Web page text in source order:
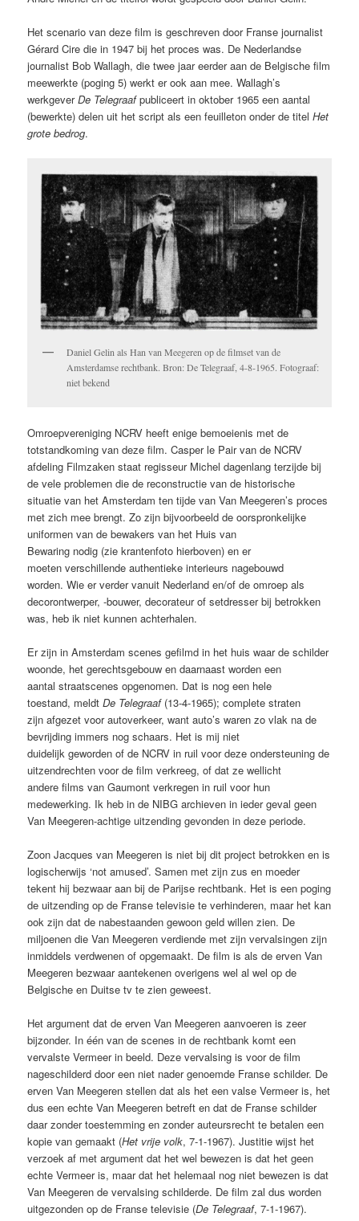
Het scenario van deze film is geschreven door Franse journalist
Gérard Cire die in 1947 bij het proces was. De Nederlandse
journalist Bob Wallagh, die twee jaar eerder aan de Belgische film
meewerkte (poging 5) werkt er ook aan mee. Wallagh’s
werkgeverDe Telegraafpubliceert in oktober 1965 een aantal
(bewerkte) delen uit het script als een feuilleton onder de titelHet
grote bedrog.
Daniel Gelin als Han van Meegeren op de filmset van de
Amsterdamse rechtbank. Bron: De Telegraaf, 4-8-1965. Fotograaf:
niet bekend
Omroepvereniging NCRV heeft enige bemoeienis met de
totstandkoming van deze film. Casper le Pair van de NCRV
afdeling Filmzaken staat regisseur Michel dagenlang terzijde bij
de vele problemen die de reconstructie van de historische
situatie van het Amsterdam ten tijde van Van Meegeren’s proces
met zich mee brengt. Zo zijn bijvoorbeeld de oorspronkelijke
uniformen van de bewakers van het Huis van
Bewaring nodig (zie krantenfoto hierboven) en er
moeten verschillende authentieke interieurs nagebouwd
worden. Wie er verder vanuit Nederland en/of de omroep als
decorontwerper, -bouwer, decorateur of setdresser bij betrokken
was, heb ik niet kunnen achterhalen.
Er zijn in Amsterdam scenes gefilmd in het huis waar de schilder
woonde, het gerechtsgebouw en daarnaast worden een
aantal straatscenes opgenomen. Dat is nog een hele
toestand, meldtDe Telegraaf(13-4-1965); complete straten
zijn afgezet voor autoverkeer, want auto’s waren zo vlak na de
bevrijding immers nog schaars. Het is mij niet
duidelijk geworden of de NCRV in ruil voor deze ondersteuning de
uitzendrechten voor de film verkreeg, of dat ze wellicht
andere films van Gaumont verkregen in ruil voor hun
medewerking. Ik heb in de NIBG archieven in ieder geval geen
Van Meegeren-achtige uitzending gevonden in deze periode.
Zoon Jacques van Meegeren is niet bij dit project betrokken en is
logischerwijs ‘not amused’. Samen met zijn zus en moeder
tekent hij bezwaar aan bij de Parijse rechtbank. Het is een poging
de uitzending op de Franse televisie te verhinderen, maar het kan
ook zijn dat de nabestaanden gewoon geld willen zien. De
miljoenen die Van Meegeren verdiende met zijn vervalsingen zijn
inmiddels verdwenen of opgemaakt. De film is als de erven Van
Meegeren bezwaar aantekenen overigens wel al wel op de
Belgische en Duitse tv te zien geweest.
Het argument dat de erven Van Meegeren aanvoeren is zeer
bijzonder. In één van de scenes in de rechtbank komt een
vervalste Vermeer in beeld. Deze vervalsing is voor de film
nageschilderd door een niet nader genoemde Franse schilder. De
erven Van Meegeren stellen dat als het een valse Vermeer is, het
dus een echte Van Meegeren betreft en dat de Franse schilder
daar zonder toestemming en zonder auteursrecht te betalen een
kopie van gemaakt (Het vrije volk, 7-1-1967). Justitie wijst het
verzoek af met argument dat het wel bewezen is dat het geen
echte Vermeer is, maar dat het helemaal nog niet bewezen is dat
Van Meegeren de vervalsing schilderde. De film zal dus worden
uitgezonden op de Franse televisie (De Telegraaf, 7-1-1967).